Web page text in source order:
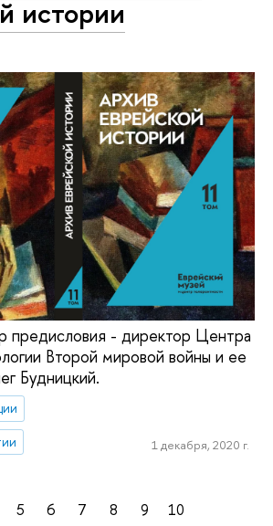
истории
предисловия - директор Центра
Второй мировой войны и ее
Будницкий.
1 декабря, 2020 г.
5 6 7 8 9
10